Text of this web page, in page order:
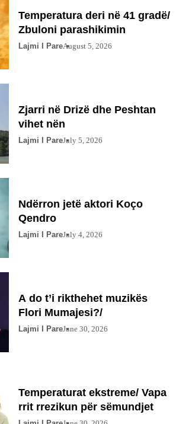
Temperatura deri në 41 gradë/
Zbuloni parashikimin
Lajmi I PareAugust 5, 2026
Zjarri në Drizë dhe Peshtan
vihet nën
Lajmi I PareJuly 5, 2026
Ndërron jetë aktori Koço
Qendro
Lajmi I PareJuly 4, 2026
A do t’i rikthehet muzikës
Flori Mumajesi?/
Lajmi I PareJune 30, 2026
Temperaturat ekstreme/ Vapa
rrit rrezikun për sëmundjet